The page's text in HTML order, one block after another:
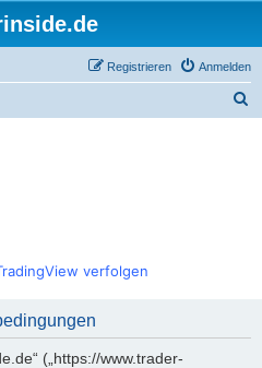
Anmelden
Registrieren
verfolgen
(„https://www.trader-